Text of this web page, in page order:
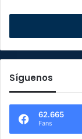
Síguenos
62.665
Fans